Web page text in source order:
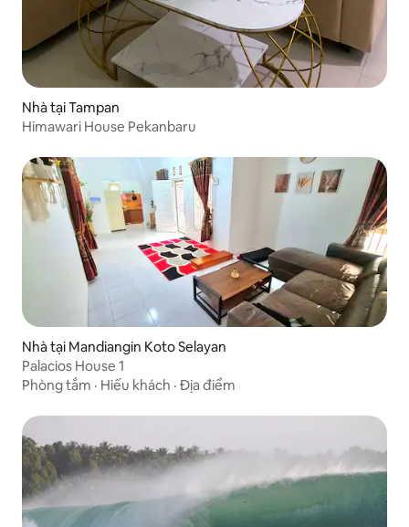
Nhà tại Tampan
Himawari House Pekanbaru
Nhà tại Mandiangin Koto Selayan
Palacios House 1
Phòng tắm · Hiếu khách · Địa điểm